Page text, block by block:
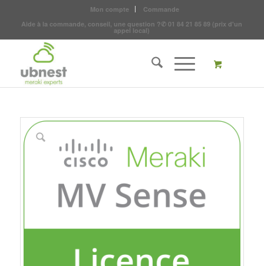
Mon compte
Commande
Aide à la commande, conseil, une question ?✆ 01 84 21 85 89 (prix d'un
appel local)